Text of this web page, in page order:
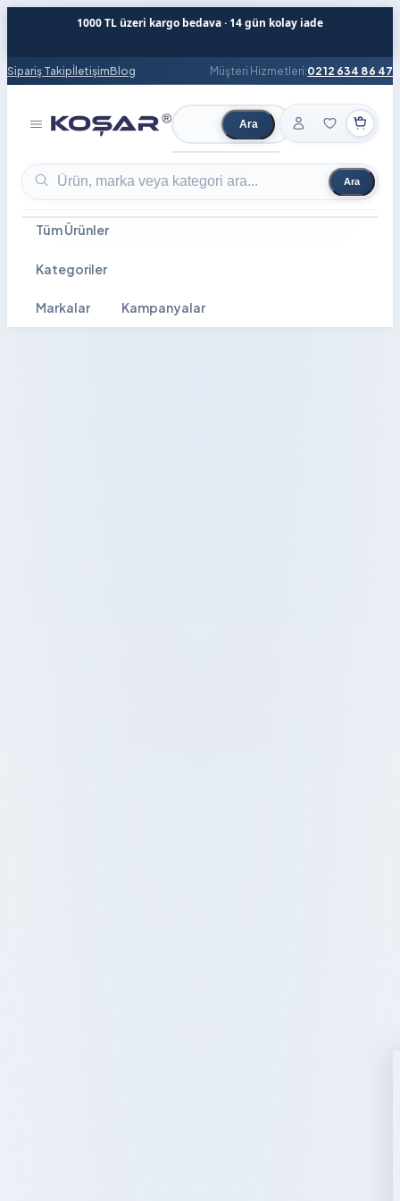
1000 TL üzeri kargo bedava · 14 gün kolay iade
Sipariş TakipİletişimBlog Müşteri Hizmetleri:0212 634 86 47
Ürün ara Ara
Ürün ara Ara
Tüm Ürünler
Kategoriler
Markalar Kampanyalar